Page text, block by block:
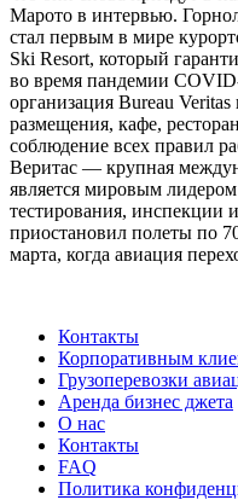
Марото в интервью.
стал первым в мире
Ski Resort, который
во время пандемии
организация Bureau
размещения, кафе,
соблюдение всех правил
Веритас — крупная
является мировым
тестирования, инспекции
приостановил полеты по
марта, когда авиация
Контакты
Корпоративным
Грузоперевозки
Аренда бизнес джета
О нас
Контакты
FAQ
Политика